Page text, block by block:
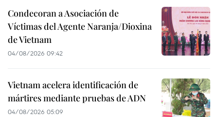
Condecoran a Asociación de
Víctimas del Agente Naranja/Dioxina
de Vietnam
04/08/2026 09:42
Vietnam acelera identificación de
mártires mediante pruebas de ADN
04/08/2026 05:09